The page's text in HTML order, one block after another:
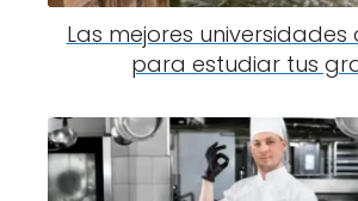
Las mejores universidades
para estudiar tus